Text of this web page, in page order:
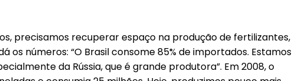
precisamos recuperar espaço na produção de fertilizantes,
os números: “O Brasil consome 85% de importados. Estamos
da Rússia, que é grande produtora”. Em 2008, o